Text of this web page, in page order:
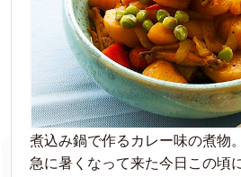
煮込み鍋で作るカレー味の煮物。
急に暑くなって来た今日この頃